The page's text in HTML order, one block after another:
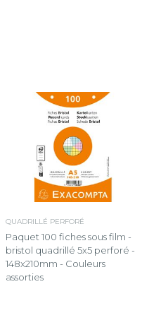
QUADRILLÉ PERFORÉ
Paquet 100 fiches sous film -
bristol quadrillé 5x5 perforé -
148x210mm - Couleurs
assorties